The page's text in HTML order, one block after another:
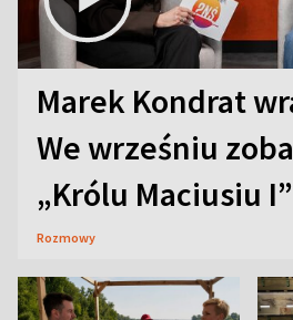
Marek Kondrat
We wrześniu
„Królu Maciusiu I”
Rozmowy